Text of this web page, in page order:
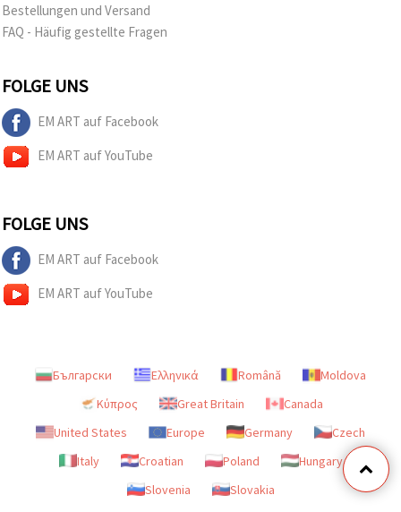
Bestellungen und Versand
FAQ - Häufig gestellte Fragen
FOLGE UNS
EM ART auf Facebook
EM ART auf YouTube
FOLGE UNS
EM ART auf Facebook
EM ART auf YouTube
Български Ελληνικά Română
Moldova
Κύπρος
Great Britain
Canada
United States
Europe Germany
Czech
Italy
Croatian Poland
Hungary
Slovenia
Slovakia